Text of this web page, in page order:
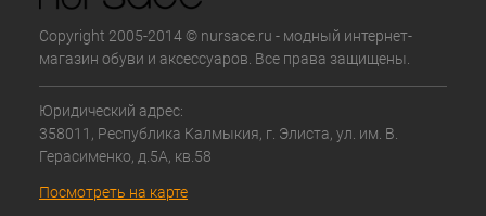
Copyright 2005-2014 © nursace.ru - модный интернет-
магазин обуви и аксессуаров. Все права защищены.
Юридический адрес:
358011, Республика Калмыкия, г. Элиста, ул. им. В.
Герасименко, д.5А, кв.58
Посмотреть на карте